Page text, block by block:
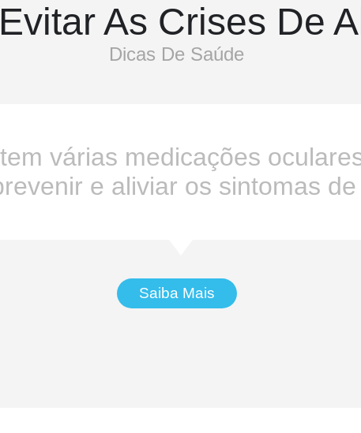
As Crises De
Dicas De Saúde
várias medicações
e aliviar os sintomas
Saiba Mais